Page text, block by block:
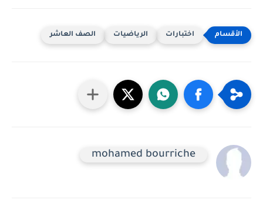
اختبارات الرياضيات الصف العاشر
mohamed bourriche